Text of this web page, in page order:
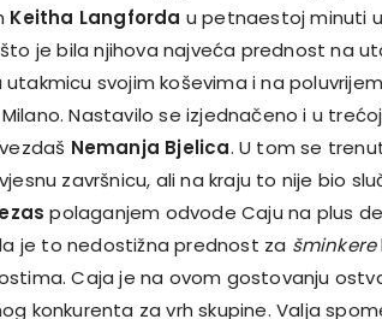
Keitha Langforda u petnaestoj minuti
je bila njihova najveća prednost na
utakmicu svojim koševima i na
Nastavilo se izjednačeno i u
Nemanja Bjelica. U tom se
završnicu, ali na kraju to nije bio
polaganjem odvode Caju na plus
je to nedostižna prednost za šminkere
Caja je na ovom gostovanju
konkurenta za vrh skupine. Valja